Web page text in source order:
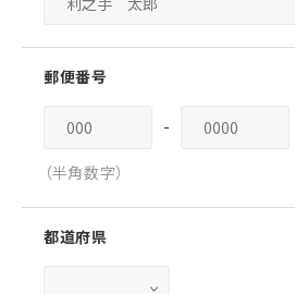
郵便番号
-
（半角数字）
都道府県